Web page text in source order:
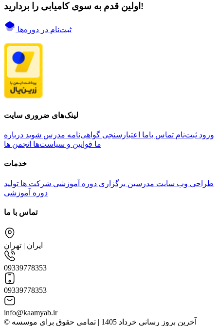
اولین قدم به سوی کامیابی را بردارید!
ثبت‌نام در دوره‌ها
لینک‌های ضروری سایت
ورود ثبت‌نام تماس باما اعتبارسنجی گواهی‌نامه مدرس شوید درباره
ما قوانین و سیاست‌ها انجمن ها
خدمات
طراحی وب سایت مدرسین برگزاری دوره آموزشی شرکت ها تولید
دوره آموزشی
تماس با ما
ایران | تهران
09339778353
09339778353
info@kaamyab.ir
© آخرین بروز رسانی خرداد 1405 | تمامی حقوق برای موسسه